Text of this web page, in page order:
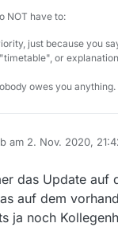
X 10.5.5 und man
verwenden. 10.11.6
nachfolgende “Mid
Air 11" Late 2010
Air 13" Late 2010
10.13.6 läuft auch
erzählst du uns
- und du hast es
mit OS X 10.15
NOT have to:
just because you
or
owes you anything.
am 2. Nov. 2020,
editiert von mac-
das Update auf
auf dem
ja noch